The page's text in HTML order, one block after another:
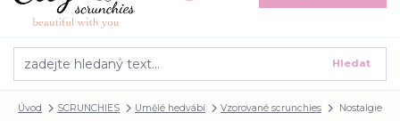
Hledat
Úvod SCRUNCHIES Umělé hedvábí Vzorované scrunchies Nostalgie